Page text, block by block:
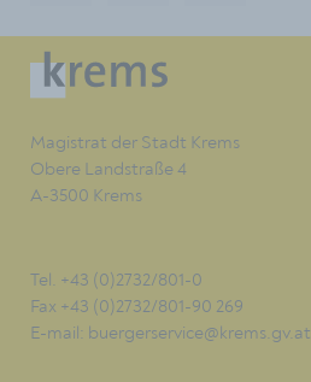
Magistrat der Stadt Krems
Obere Landstraße 4
A-3500 Krems
Tel. +43 (0)2732/801-0
Fax +43 (0)2732/801-90 269
E-mail: buergerservice@krems.gv.at